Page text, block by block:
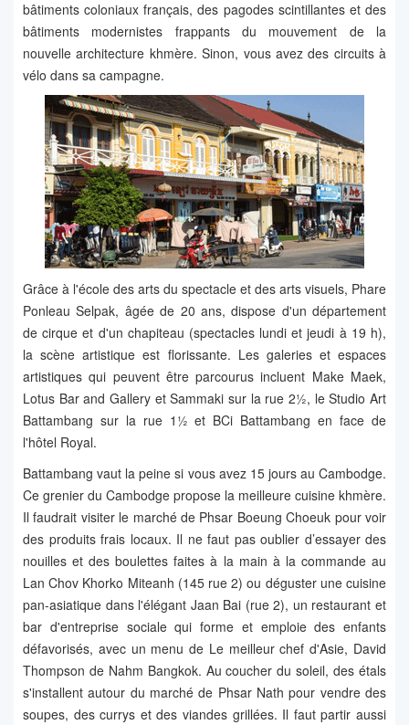
bâtiments coloniaux français, des pagodes scintillantes et des
bâtiments modernistes frappants du mouvement de la
nouvelle architecture khmère. Sinon, vous avez des circuits à
vélo dans sa campagne.
Grâce à l'école des arts du spectacle et des arts visuels, Phare
Ponleau Selpak, âgée de 20 ans, dispose d'un département
de cirque et d'un chapiteau (spectacles lundi et jeudi à 19 h),
la scène artistique est florissante. Les galeries et espaces
artistiques qui peuvent être parcourus incluent Make Maek,
Lotus Bar and Gallery et Sammaki sur la rue 2½, le Studio Art
Battambang sur la rue 1½ et BCi Battambang en face de
l'hôtel Royal.
Battambang vaut la peine si vous avez 15 jours au Cambodge.
Ce grenier du Cambodge propose la meilleure cuisine khmère.
Il faudrait visiter le marché de Phsar Boeung Choeuk pour voir
des produits frais locaux. Il ne faut pas oublier d’essayer des
nouilles et des boulettes faites à la main à la commande au
Lan Chov Khorko Miteanh (145 rue 2) ou déguster une cuisine
pan-asiatique dans l'élégant Jaan Bai (rue 2), un restaurant et
bar d'entreprise sociale qui forme et emploie des enfants
défavorisés, avec un menu de Le meilleur chef d'Asie, David
Thompson de Nahm Bangkok. Au coucher du soleil, des étals
s'installent autour du marché de Phsar Nath pour vendre des
soupes, des currys et des viandes grillées. Il faut partir aussi